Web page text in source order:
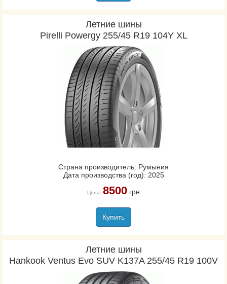
Летние шины
Pirelli Powergy 255/45 R19 104Y XL
Страна производитель: Румыния
Дата производства (год): 2025
Цена: 8500грн
Купить
Летние шины
Hankook Ventus Evo SUV K137A 255/45 R19 100V